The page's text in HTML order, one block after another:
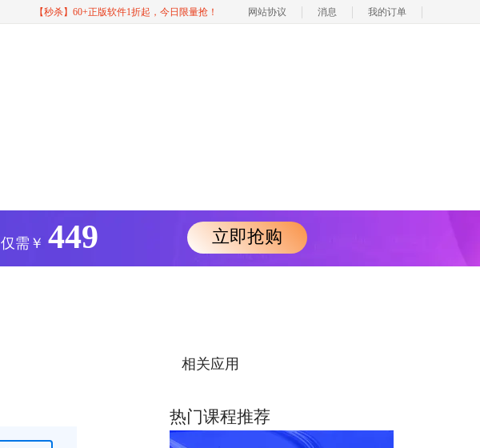
【秒杀】60+正版软件1折起，今日限量抢！ 网站协议 消息 我的订单
仅需￥ 449 立即抢购
相关应用
热门课程推荐